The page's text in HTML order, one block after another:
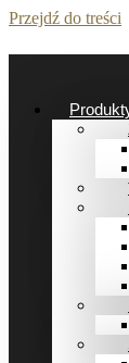
Przejdź do treści